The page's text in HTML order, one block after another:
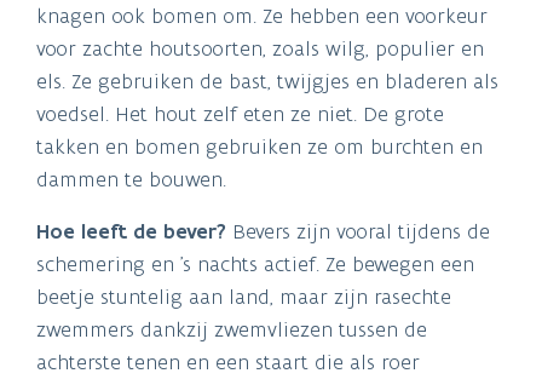
knagen ook bomen om. Ze hebben een voorkeur
voor zachte houtsoorten, zoals wilg, populier en
els. Ze gebruiken de bast, twijgjes en bladeren als
voedsel. Het hout zelf eten ze niet. De grote
takken en bomen gebruiken ze om burchten en
dammen te bouwen.
Hoe leeft de bever? Bevers zijn vooral tijdens de
schemering en ’s nachts actief. Ze bewegen een
beetje stuntelig aan land, maar zijn rasechte
zwemmers dankzij zwemvliezen tussen de
achterste tenen en een staart die als roer